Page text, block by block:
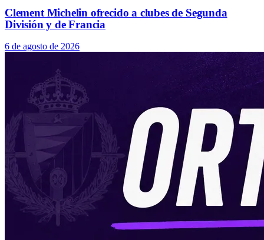
Clement Michelin ofrecido a clubes de Segunda
División y de Francia
6 de agosto de 2026